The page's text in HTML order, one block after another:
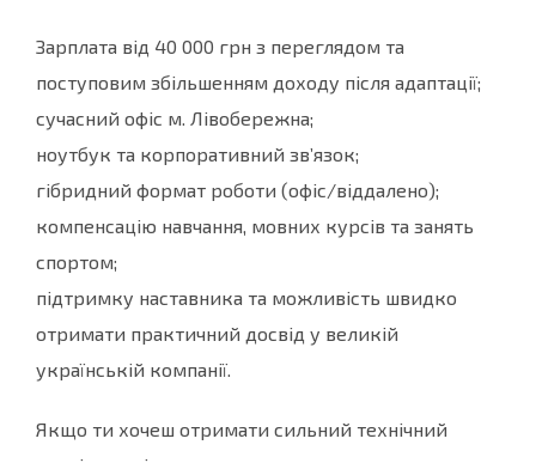
Зарплата від 40 000 грн з переглядом та
поступовим збільшенням доходу після адаптації;
сучасний офіс м. Лівобережна;
ноутбук та корпоративний зв’язок;
гібридний формат роботи (офіс/віддалено);
компенсацію навчання, мовних курсів та занять
спортом;
підтримку наставника та можливість швидко
отримати практичний досвід у великій
українській компанії.
Якщо ти хочеш отримати сильний технічний